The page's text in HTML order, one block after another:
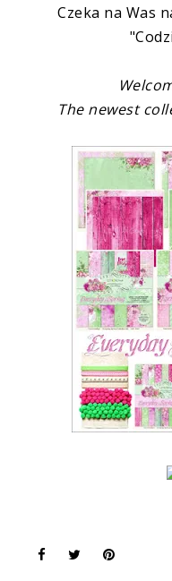
Czeka na Was
The newest